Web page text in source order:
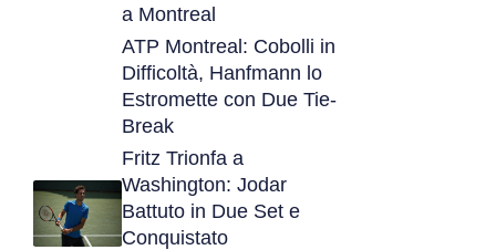
a Montreal
ATP Montreal: Cobolli in
Difficoltà, Hanfmann lo
Estromette con Due Tie-
Break
Fritz Trionfa a
Washington: Jodar
Battuto in Due Set e
Conquistato